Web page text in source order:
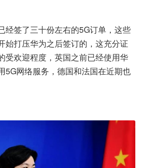
经签了三十份左右的5G订单，这些
始打压华为之后签订的，这充分证
受欢迎程度，英国之前已经使用华
5G网络服务，德国和法国在近期也